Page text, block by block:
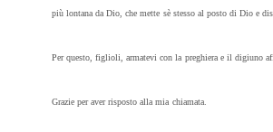
più lontana da Dio, che mette sè stesso al posto di Dio e
Per questo, figlioli, armatevi con la preghiera e il digiuno
Grazie per aver risposto alla mia chiamata.